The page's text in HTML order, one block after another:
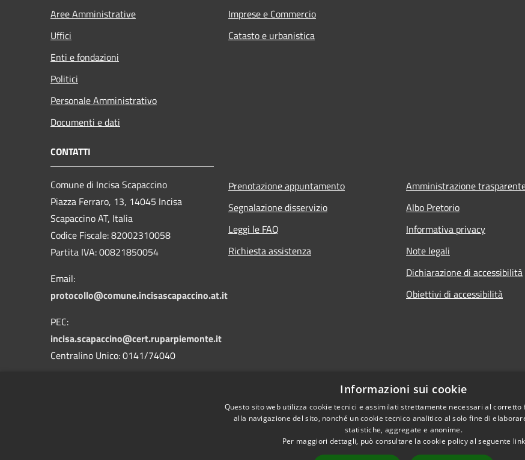
Aree Amministrative
Uffici
Enti e fondazioni
Politici
Personale Amministrativo
Documenti e dati
Imprese e Commercio
Catasto e urbanistica
CONTATTI
Comune di Incisa Scapaccino
Piazza Ferraro, 13, 14045 Incisa
Scapaccino AT, Italia
Codice Fiscale: 82002310058
Partita IVA: 00821850054
Email:
protocollo@comune.incisascapaccino.at.it
PEC:
incisa.scapaccino@cert.ruparpiemonte.it
Centralino Unico: 0141/74040
Prenotazione appuntamento
Segnalazione disservizio
Leggi le FAQ
Richiesta assistenza
Amministrazione
Albo Pretorio
Informativa privacy
Note legali
Dichiarazione di accessibilità
Obiettivi di accessibilità
Mappa del sito
Informazioni sui cookie
Questo sito web utilizza cookie tecnici e assimilati strettamente necessari al corretto
alla navigazione del sito, nonché un cookie tecnico analitico al solo fine di
statistiche, aggregate e anonime.
Per maggiori dettagli, può consultare la cookie policy al seguente link